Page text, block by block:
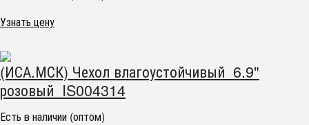
Узнать цену
(ИСА.МСК) Чехол влагоустойчивый 6.9"
розовый IS004314
Есть в наличии (оптом)